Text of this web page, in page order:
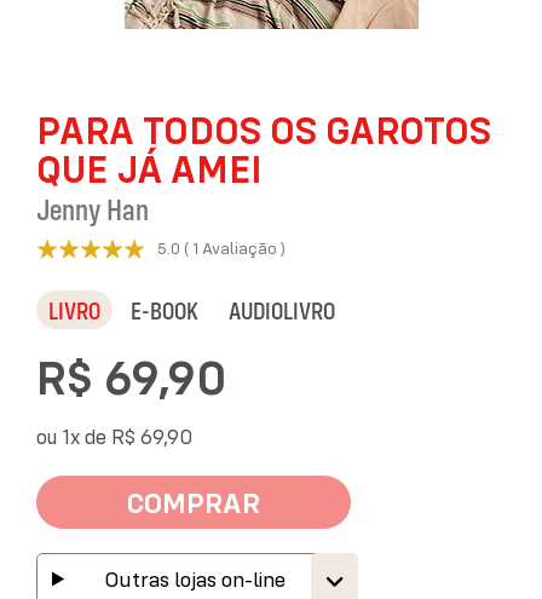
Galeria
PARA TODOS OS GAROTOS
QUE JÁ AMEI
Jenny Han
Avaliação:
5.0 1 Avaliação
LIVRO E-BOOK AUDIOLIVRO
COMPRAR
R$ 69,90
ou 1x de R$ 69,90
Outras lojas on-line